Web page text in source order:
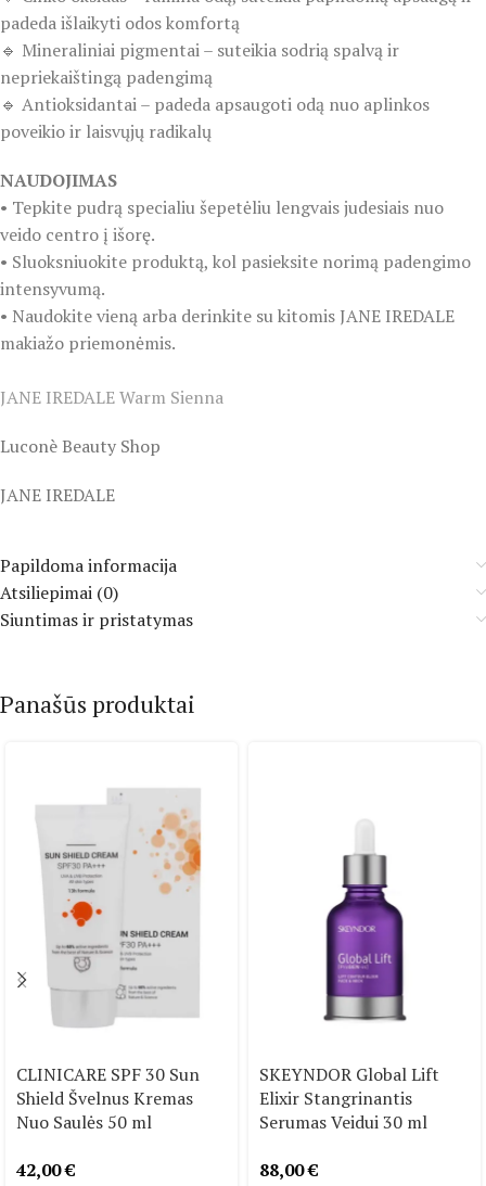
padeda išlaikyti odos komfortą
🔹 Mineraliniai pigmentai – suteikia sodrią spalvą ir
nepriekaištingą padengimą
🔹 Antioksidantai – padeda apsaugoti odą nuo aplinkos
poveikio ir laisvųjų radikalų
NAUDOJIMAS
• Tepkite pudrą specialiu šepetėliu lengvais judesiais nuo
veido centro į išorę.
• Sluoksniuokite produktą, kol pasieksite norimą padengimo
intensyvumą.
• Naudokite vieną arba derinkite su kitomis JANE IREDALE
makiažo priemonėmis.
JANE IREDALE Warm Sienna
Luconè Beauty Shop
JANE IREDALE
Papildoma informacija
Atsiliepimai (0)
Siuntimas ir pristatymas
Panašūs produktai
CLINICARE SPF 30 Sun
Shield Švelnus Kremas
Nuo Saulės 50 ml
42,00€
SKEYNDOR Global Lift
Elixir Stangrinantis
Serumas Veidui 30 ml
88,00€